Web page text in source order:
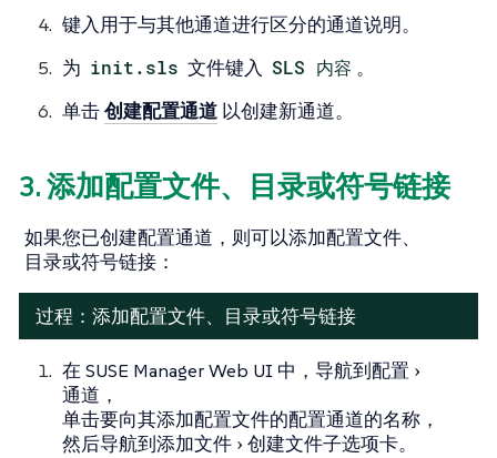
键入用于与其他通道进行区分的通道说明。
为 init.sls 文件键入 SLS 内容 。
单击创建配置通道 以创建新通道。
3. 添加配置文件、目录或符号链接
如果您已创建配置通道，则可以添加配置文件、
目录或符号链接：
过程：添加配置文件、目录或符号链接
在 SUSE Manager Web UI 中，导航到配置
通道 ，
单击要向其添加配置文件的配置通道的名称，
然后导航到添加文件 创建文件子选项卡。